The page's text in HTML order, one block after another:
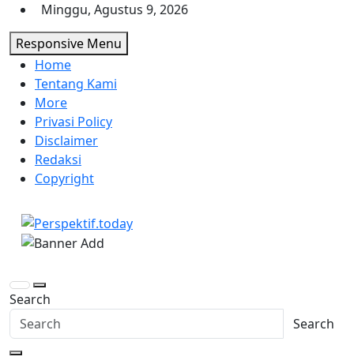
Skip
to
content
Minggu, Agustus 9, 2026
Responsive Menu
Home
Tentang Kami
More
Privasi Policy
Disclaimer
Redaksi
Copyright
Perspektif.today
Ispiratif Profesional Independen
Search
Search